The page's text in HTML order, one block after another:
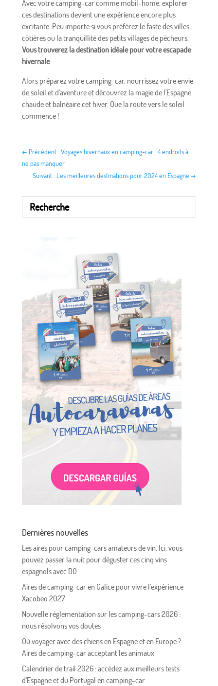
Avec votre camping-car comme mobil-home, explorer
ces destinations devient une expérience encore plus
excitante. Peu importe si vous préférez le faste des villes
côtières ou la tranquillité des petits villages de pêcheurs.
Vous trouverez la destination idéale pour votre escapade
hivernale.
Alors préparez votre camping-car, nourrissez votre envie
de soleil et d'aventure et découvrez la magie de l'Espagne
chaude et balnéaire cet hiver. Que la route vers le soleil
commence !
← Précédent : Voyages hivernaux en camping-car : 4 endroits à
ne pas manquer
Suivant : Les meilleures destinations pour 2024 en Espagne →
Dernières nouvelles
Les aires pour camping-cars amateurs de vin. Ici, vous
pouvez passer la nuit pour déguster ces cinq vins
espagnols avec DO
Aires de camping-car en Galice pour vivre l'expérience
Xacobeo 2027
Nouvelle réglementation sur les camping-cars 2026 :
nous résolvons vos doutes
Où voyager avec des chiens en Espagne et en Europe ?
Aires de camping-car acceptant les animaux
Calendrier de trail 2026 : accédez aux meilleurs tests
d'Espagne et du Portugal en camping-car